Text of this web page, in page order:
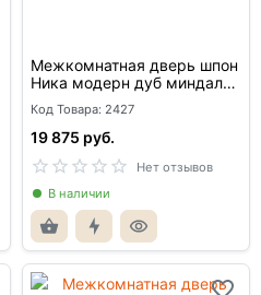
Межкомнатная дверь шпон
Ника модерн дуб миндаль
со стеклом
Код Товара: 2427
19 875 руб.
Нет отзывов
В наличии